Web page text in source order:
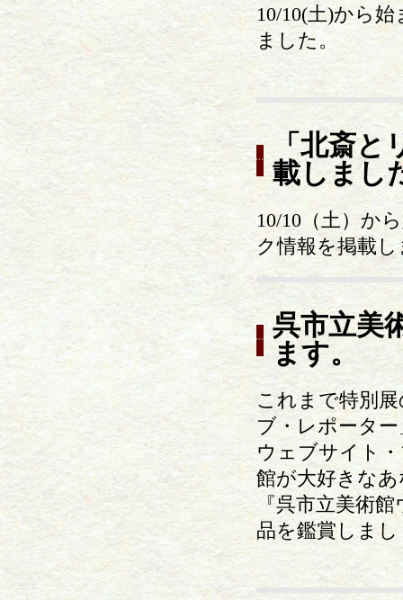
10/10(土)から
ました。
「北斎
載しまし
10/10（土）か
ク情報を掲載
呉市立美
ます。
これまで特別
ブ・レポータ
ウェブサイト
館が大好きな
『呉市立美術
品を鑑賞しま